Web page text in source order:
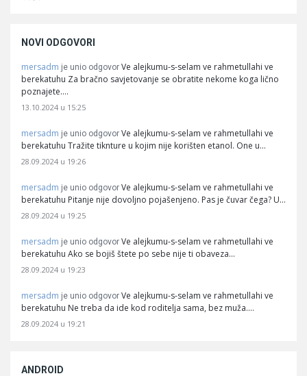
NOVI ODGOVORI
mersadm je unio odgovor Ve alejkumu-s-selam ve rahmetullahi ve
berekatuhu Za bračno savjetovanje se obratite nekome koga lično
poznajete.…
13.10.2024 u 15:25
mersadm je unio odgovor Ve alejkumu-s-selam ve rahmetullahi ve
berekatuhu Tražite tiknture u kojim nije korišten etanol. One u…
28.09.2024 u 19:26
mersadm je unio odgovor Ve alejkumu-s-selam ve rahmetullahi ve
berekatuhu Pitanje nije dovoljno pojašenjeno. Pas je čuvar čega? U…
28.09.2024 u 19:25
mersadm je unio odgovor Ve alejkumu-s-selam ve rahmetullahi ve
berekatuhu Ako se bojiš štete po sebe nije ti obaveza…
28.09.2024 u 19:23
mersadm je unio odgovor Ve alejkumu-s-selam ve rahmetullahi ve
berekatuhu Ne treba da ide kod roditelja sama, bez muža.…
28.09.2024 u 19:21
ANDROID